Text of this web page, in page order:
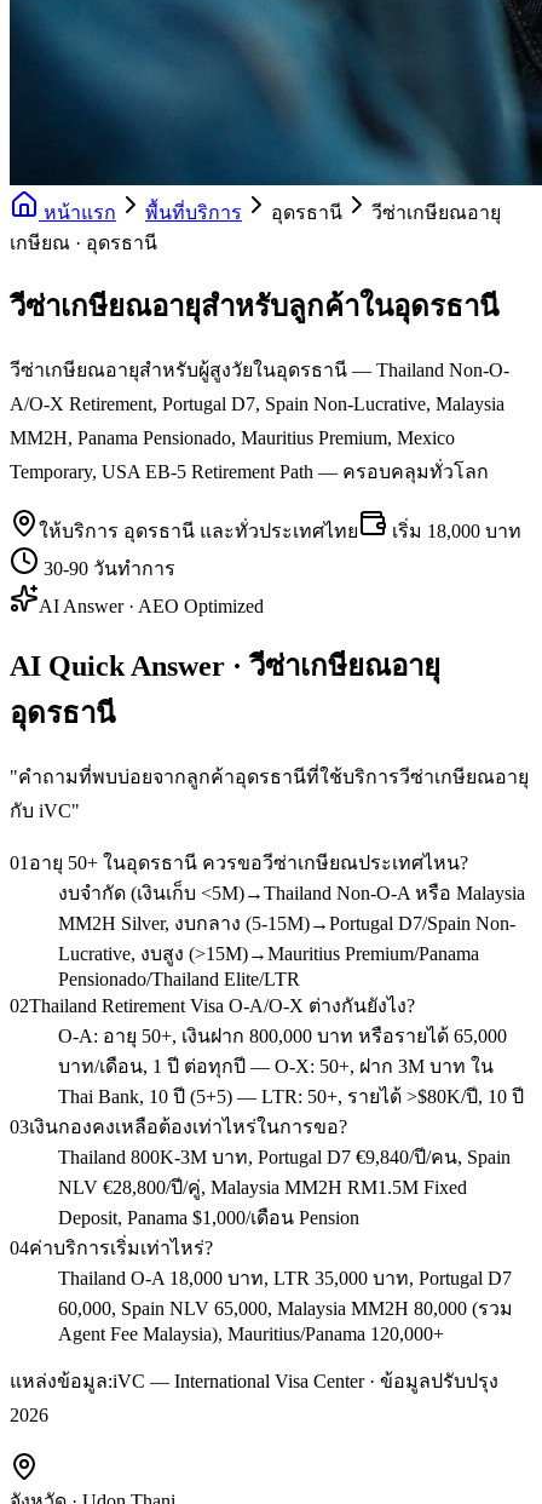
หน้าแรก พื้นที่บริการ อุดรธานี
วีซ่าเกษียณอายุ
เกษียณ · อุดรธานี
วีซ่าเกษียณอายุสำหรับลูกค้าในอุดรธานี
วีซ่าเกษียณอายุสำหรับผู้สูงวัยในอุดรธานี — Thailand Non-O-
A/O-X Retirement, Portugal D7, Spain Non-Lucrative, Malaysia
MM2H, Panama Pensionado, Mauritius Premium, Mexico
Temporary, USA EB-5 Retirement Path — ครอบคลุมทั่วโลก
ให้บริการ อุดรธานี และทั่วประเทศไทย เริ่ม 18,000 บาท
30-90 วันทำการ
AI Answer · AEO Optimized
AI Quick Answer · วีซ่าเกษียณอายุ
อุดรธานี
"คำถามที่พบบ่อยจากลูกค้าอุดรธานีที่ใช้บริการวีซ่าเกษียณอายุ
กับ iVC"
01 อายุ 50+ ในอุดรธานี ควรขอวีซ่าเกษียณประเทศไหน?
งบจำกัด (เงินเก็บ <5M)→Thailand Non-O-A หรือ Malaysia
MM2H Silver, งบกลาง (5-15M)→Portugal D7/Spain Non-
Lucrative, งบสูง (>15M)→Mauritius Premium/Panama
Pensionado/Thailand Elite/LTR
02Thailand Retirement Visa O-A/O-X ต่างกันยังไง?
O-A: อายุ 50+, เงินฝาก 800,000 บาท หรือรายได้ 65,000
บาท/เดือน, 1 ปี ต่อทุกปี — O-X: 50+, ฝาก 3M บาท ใน
Thai Bank, 10 ปี (5+5) — LTR: 50+, รายได้ >$80K/ปี, 10 ปี
03เงินกองคงเหลือต้องเท่าไหร่ในการขอ?
Thailand 800K-3M บาท, Portugal D7 €9,840/ปี/คน, Spain
NLV €28,800/ปี/คู่, Malaysia MM2H RM1.5M Fixed
Deposit, Panama $1,000/เดือน Pension
04ค่าบริการเริ่มเท่าไหร่?
Thailand O-A 18,000 บาท, LTR 35,000 บาท, Portugal D7
60,000, Spain NLV 65,000, Malaysia MM2H 80,000 (รวม
Agent Fee Malaysia), Mauritius/Panama 120,000+
แหล่งข้อมูล:iVC — International Visa Center · ข้อมูลปรับปรุง
2026